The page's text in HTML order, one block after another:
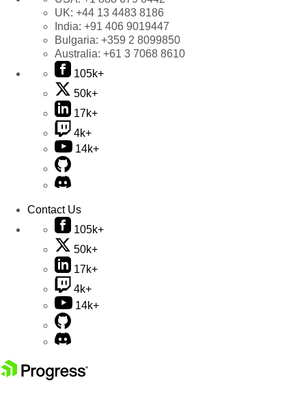
UK: +44 13 4483 8186
India: +91 406 9019447
Bulgaria: +359 2 8099850
Australia: +61 3 7068 8610
105k+
50k+
17k+
4k+
14k+
Contact Us
105k+
50k+
17k+
4k+
14k+